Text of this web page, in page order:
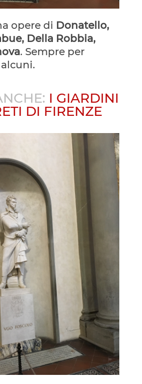
opere di Donatello,
Della Robbia,
. Sempre per
I GIARDINI
DI FIRENZE